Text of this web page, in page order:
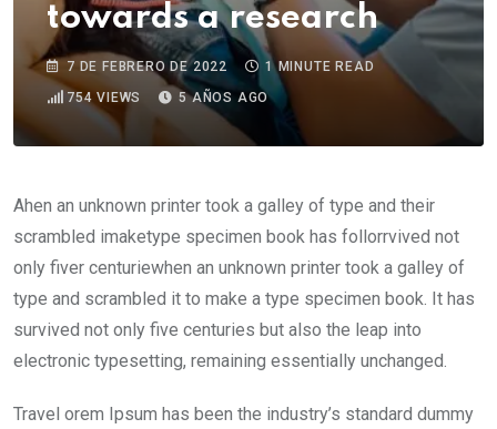
towards a research
7 DE FEBRERO DE 2022
1 MINUTE READ
754 VIEWS 5 AÑOS AGO
Ahen an unknown printer took a galley of type and their
scrambled imaketype specimen book has follorrvived not
only fiver centuriewhen an unknown printer took a galley of
type and scrambled it to make a type specimen book. It has
survived not only five centuries but also the leap into
electronic typesetting, remaining essentially unchanged.
Travel orem Ipsum has been the industry’s standard dummy